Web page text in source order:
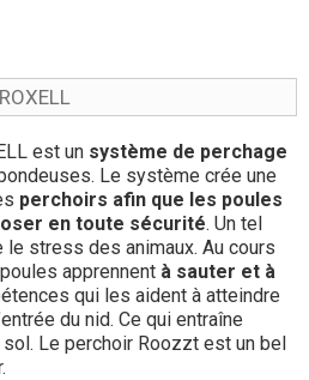
est un système de perchage
Le système crée une
perchoirs afin que les poules
en toute sécurité. Un tel
stress des animaux. Au cours
apprennent à sauter et à
qui les aident à atteindre
du nid. Ce qui entraîne
Le perchoir Roozzt est un bel